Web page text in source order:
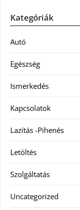
Kategóriák
Autó
Egészség
Ismerkedés
Kapcsolatok
Lazítás -Pihenés
Letöltés
Szolgáltatás
Uncategorized